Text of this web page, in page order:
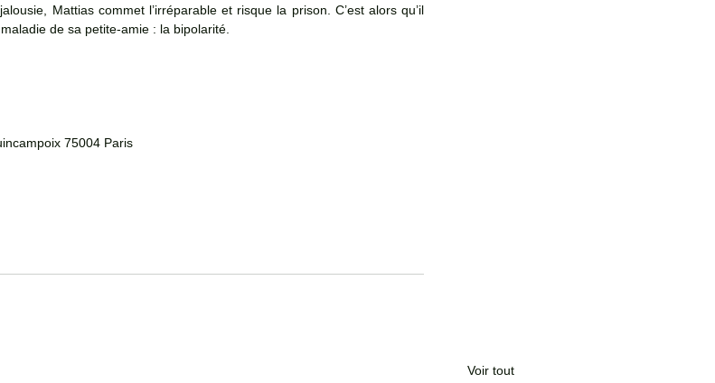
Mattias commet l’irréparable et risque la prison. C’est alors qu’il
de sa petite-amie : la bipolarité.
75004 Paris
Voir tout